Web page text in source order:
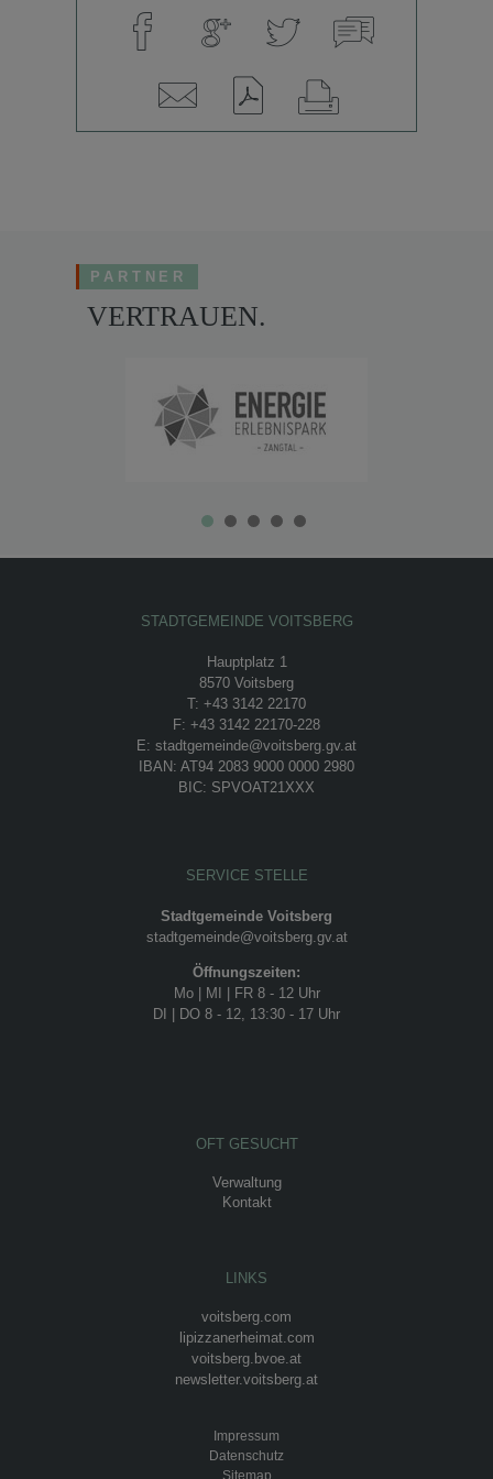
PARTNER
VERTRAUEN.
STADTGEMEINDE VOITSBERG
Hauptplatz 1
8570 Voitsberg
T: +43 3142 22170
F: +43 3142 22170-228
E: stadtgemeinde@voitsberg.gv.at
IBAN: AT94 2083 9000 0000 2980
BIC: SPVOAT21XXX
SERVICE STELLE
Stadtgemeinde Voitsberg
stadtgemeinde@voitsberg.gv.at
Öffnungszeiten:
Mo | MI | FR 8 - 12 Uhr
DI | DO 8 - 12, 13:30 - 17 Uhr
OFT GESUCHT
Verwaltung
Kontakt
LINKS
voitsberg.com
lipizzanerheimat.com
voitsberg.bvoe.at
newsletter.voitsberg.at
Impressum
Datenschutz
Sitemap